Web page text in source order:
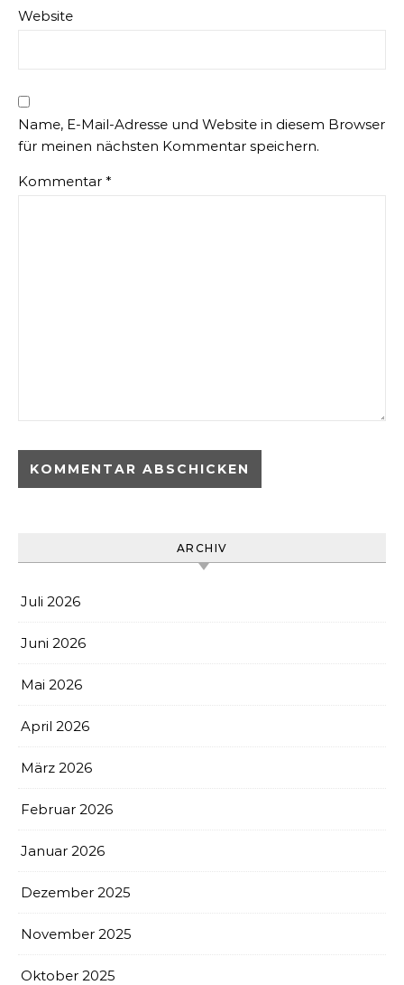
Website
Name, E-Mail-Adresse und Website in diesem Browser
für meinen nächsten Kommentar speichern.
Kommentar *
ARCHIV
Juli 2026
Juni 2026
Mai 2026
April 2026
März 2026
Februar 2026
Januar 2026
Dezember 2025
November 2025
Oktober 2025